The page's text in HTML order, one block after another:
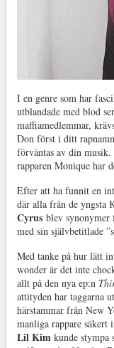
I en genre som har
utblandade med blod
maffiamedlemmar,
Don först i ditt
förväntas av din
rapparen Monique har
Efter att ha funnit en
där alla från de yngsta
Cyrusblev
med sin självbetitlade
Med tanke på hur lätt
wonder är det inte
allt på den nya ep:n
attityden har taggarna
härstammar från New
manliga rappare
Lil Kimkunde stympa